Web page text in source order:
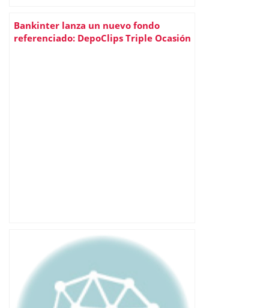
Bankinter lanza un nuevo fondo
referenciado: DepoClips Triple Ocasión